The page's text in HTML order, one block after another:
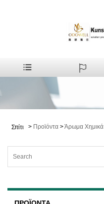
Σπίτι > Προϊόντα >Άρωμα Χημικά